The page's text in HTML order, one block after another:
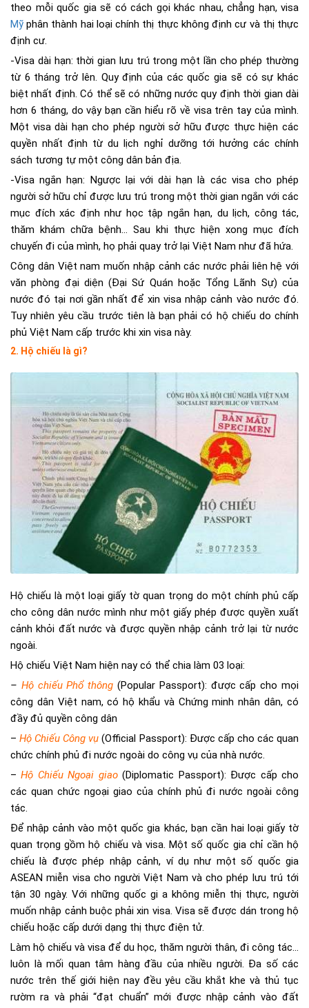
theo mỗi quốc gia sẽ có cách gọi khác nhau, chẳng hạn, visa
Mỹ phân thành hai loại chính thị thực không định cư và thị thực
định cư.
-Visa dài hạn: thời gian lưu trú trong một lần cho phép thường
từ 6 tháng trở lên. Quy định của các quốc gia sẽ có sự khác
biệt nhất định. Có thể sẽ có những nước quy định thời gian dài
hơn 6 tháng, do vậy bạn cần hiểu rõ về visa trên tay của mình.
Một visa dài hạn cho phép người sở hữu được thực hiện các
quyền nhất định từ du lịch nghỉ dưỡng tới hưởng các chính
sách tương tự một công dân bản địa.
-Visa ngắn hạn: Ngược lại với dài hạn là các visa cho phép
người sở hữu chỉ được lưu trú trong một thời gian ngắn với các
mục đích xác định như học tập ngắn hạn, du lịch, công tác,
thăm khám chữa bệnh… Sau khi thực hiện xong mục đích
chuyến đi của mình, họ phải quay trở lại Việt Nam như đã hứa.
Công dân Việt nam muốn nhập cảnh các nước phải liên hệ với
văn phòng đại diện (Đại Sứ Quán hoặc Tổng Lãnh Sự) của
nước đó tại nơi gần nhất để xin visa nhập cảnh vào nước đó.
Tuy nhiên yêu cầu trước tiên là bạn phải có hộ chiếu do chính
phủ Việt Nam cấp trước khi xin visa này.
2. Hộ chiếu là gì?
Hộ chiếu là một loại giấy tờ quan trọng do một chính phủ cấp
cho công dân nước mình như một giấy phép được quyền xuất
cảnh khỏi đất nước và được quyền nhập cảnh trở lại từ nước
ngoài.
Hộ chiếu Việt Nam hiện nay có thể chia làm 03 loại:
– Hộ chiếu Phổ thông (Popular Passport): được cấp cho mọi
công dân Việt nam, có hộ khẩu và Chứng minh nhân dân, có
đầy đủ quyền công dân
– Hộ Chiếu Công vụ (Official Passport): Được cấp cho các quan
chức chính phủ đi nước ngoài do công vụ của nhà nước.
–Hộ Chiếu Ngoại giao(Diplomatic Passport): Được cấp cho
các quan chức ngoại giao của chính phủ đi nước ngoài công
tác.
Để nhập cảnh vào một quốc gia khác, bạn cần hai loại giấy tờ
quan trọng gồm hộ chiếu và visa. Một số quốc gia chỉ cần hộ
chiếu là được phép nhập cảnh, ví dụ như một số quốc gia
ASEAN miễn visa cho người Việt Nam và cho phép lưu trú tới
tận 30 ngày. Với những quốc gi a không miễn thị thực, người
muốn nhập cảnh buộc phải xin visa. Visa sẽ được dán trong hộ
chiếu hoặc cấp dưới dạng thị thực điện tử.
Làm hộ chiếu và visa để du học, thăm người thân, đi công tác…
luôn là mối quan tâm hàng đầu của nhiều người. Đa số các
nước trên thế giới hiện nay đều yêu cầu khắt khe và thủ tục
rườm ra và phải “đạt chuẩn” mới được nhập cảnh vào đất